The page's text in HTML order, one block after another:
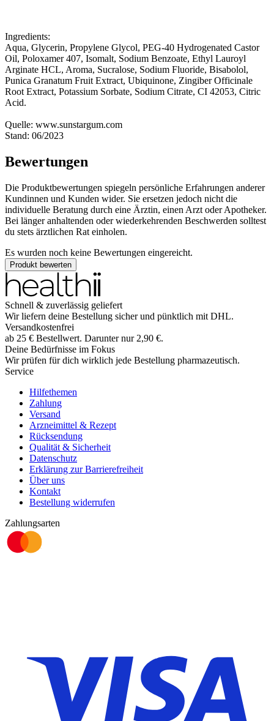
Ingredients:
Aqua, Glycerin, Propylene Glycol, PEG-40 Hydrogenated Castor
Oil, Poloxamer 407, Isomalt, Sodium Benzoate, Ethyl Lauroyl
Arginate HCL, Aroma, Sucralose, Sodium Fluoride, Bisabolol,
Punica Granatum Fruit Extract, Ubiquinone, Zingiber Officinale
Root Extract, Potassium Sorbate, Sodium Citrate, CI 42053, Citric
Acid.
Quelle: www.sunstargum.com
Stand: 06/2023
Bewertungen
Die Produktbewertungen spiegeln persönliche Erfahrungen anderer
Kundinnen und Kunden wider. Sie ersetzen jedoch nicht die
individuelle Beratung durch eine Ärztin, einen Arzt oder Apotheker.
Bei länger anhaltenden oder wiederkehrenden Beschwerden solltest
du stets ärztlichen Rat einholen.
Es wurden noch keine Bewertungen eingereicht.
Produkt bewerten
Schnell & zuverlässig geliefert
Wir liefern deine Bestellung sicher und pünktlich mit DHL.
Versandkostenfrei
ab 25 € Bestellwert. Darunter nur 2,90 €.
Deine Bedürfnisse im Fokus
Wir prüfen für dich wirklich jede Bestellung pharmazeutisch.
Service
Hilfethemen
Zahlung
Versand
Arzneimittel & Rezept
Rücksendung
Qualität & Sicherheit
Datenschutz
Erklärung zur Barrierefreiheit
Über uns
Kontakt
Bestellung widerrufen
Zahlungsarten